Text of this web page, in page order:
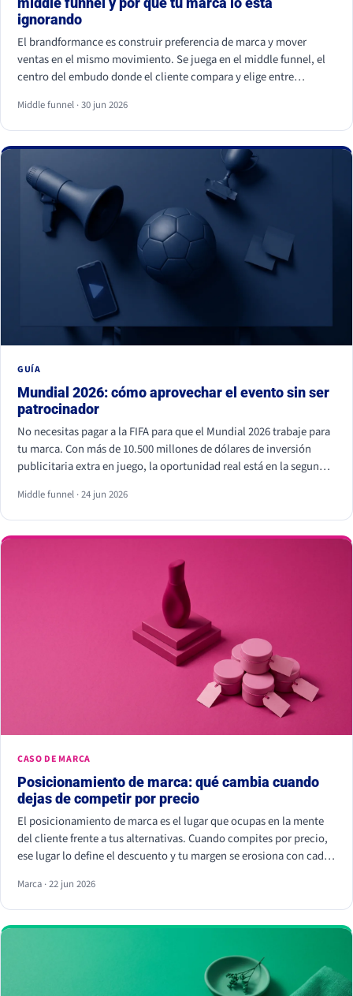
ignorando
El brandformance es construir preferencia de marca y mover
ventas en el mismo movimiento. Se juega en el middle funnel, el
centro del embudo donde el cliente compara y elige entre
invierte en los extremos (notoriedad y precio) y deja ese centro
vacío, que es justo donde se gana o se pierde la venta frente a la
marca blanca.
Middle funnel · 30 jun 2026
GUÍA
Mundial 2026: cómo aprovechar el evento sin ser
patrocinador
No necesitas pagar a la FIFA para que el Mundial 2026 trabaje para
tu marca. Con más de 10.500 millones de dólares de inversión
publicitaria extra en juego, la oportunidad real está en la segunda
estadio. Eso sí, hay líneas que no se cruzan: usar los símbolos
oficiales de la FIFA puede salir muy caro.
Middle funnel · 24 jun 2026
CASO DE MARCA
Posicionamiento de marca: qué cambia cuando
dejas de competir por precio
El posicionamiento de marca es el lugar que ocupas en la mente
del cliente frente a tus alternativas. Cuando compites por precio,
ese lugar lo define el descuento y tu margen se erosiona con cada
por elegirte: Kantar calcula que las marcas percibidas como
significativamente diferentes consiguen que se pague hasta un
38% más.
Marca · 22 jun 2026